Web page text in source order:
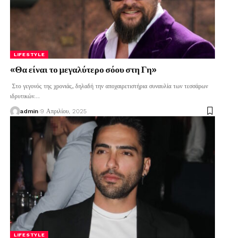
LIFESTYLE
«Θα είναι το μεγαλύτερο σόου στη Γη»
Στο γεγονός της χρονιάς, δηλαδή την αποχαιρετιστήρια συναυλία των τεσσάρων
ιδρυτικών…
admin 9 Απριλίου, 2025
LIFESTYLE